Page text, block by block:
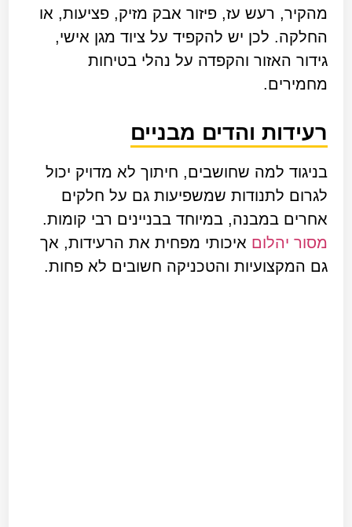
מהקיר, רעש עז, פיזור אבק מזיק, פציעות, או
החלקה. לכן יש להקפיד על ציוד מגן אישי,
גידור האזור והקפדה על נהלי בטיחות
מחמירים.
רעידות והדים מבניים
בניגוד למה שחושבים, חיתוך לא מדויק יכול
לגרום לתנודות שמשפיעות גם על חלקים
אחרים במבנה, במיוחד בבניינים רבי קומות.
מסור יהלום איכותי מפחית את הרעידות, אך
גם המקצועיות והטכניקה חשובים לא פחות.